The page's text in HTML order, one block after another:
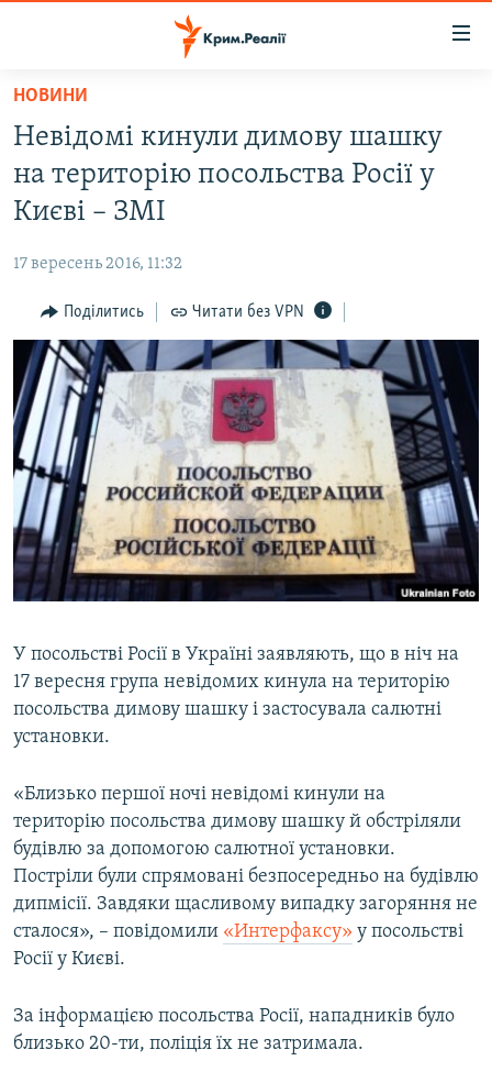
Перейти
основного
матеріалу
Перейти
до
основної
навігації
Перейти
до
пошуку
ВОДА.КРИМ
ВІДЕО ТА ФОТО
БЛОГИ
ПОГЛЯД
ІНТЕРВ'Ю
ВСЕ ЗА ДЕНЬ
СПЕЦПРОЕКТИ
ДЕПОРТАЦІЯ
ВІДЕОУРОКИ «ELIFBE»
СВІДЧЕННЯ ОКУПАЦІЇ
УКРАЇНСЬКА ПРОБЛЕМА КРИМУ
ЯК ОБІЙТИ БЛОКУВАННЯ
Русский
Qırımtatar
Усі сайти RFE/RL
НОВИНИ
Невідомі кинули димову шашку
на територію посольства Росії у
Києві – ЗМІ
17 вересень 2016, 11:32
Поділитись Читати без VPN
У посольстві Росії в Україні заявляють, що в ніч на
17 вересня група невідомих кинула на територію
посольства димову шашку і застосувала салютні
установки.
«Близько першої ночі невідомі кинули на
територію посольства димову шашку й обстріляли
будівлю за допомогою салютної установки.
Постріли були спрямовані безпосередньо на будівлю
дипмісії. Завдяки щасливому випадку загоряння не
сталося», – повідомили «Интерфаксу» у посольстві
Росії у Києві.
За інформацією посольства Росії, нападників було
близько 20-ти, поліція їх не затримала.